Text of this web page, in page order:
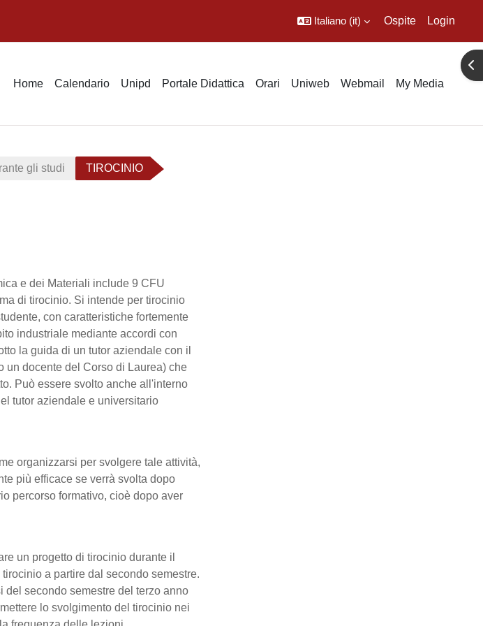
Italiano ‎(it)‎ Ospite Login
Home Calendario Unipd Portale Didattica Orari Uniweb Webmail My Media
gli studi TIROCINIO
e dei Materiali include 9 CFU
di tirocinio. Si intende per tirocinio
con caratteristiche fortemente
industriale mediante accordi con
la guida di un tutor aziendale con il
un docente del Corso di Laurea) che
Può essere svolto anche all'interno
tutor aziendale e universitario
organizzarsi per svolgere tale attività,
più efficace se verrà svolta dopo
percorso formativo, cioè dopo aver
un progetto di tirocinio durante il
a partire dal secondo semestre.
del secondo semestre del terzo anno
lo svolgimento del tirocinio nei